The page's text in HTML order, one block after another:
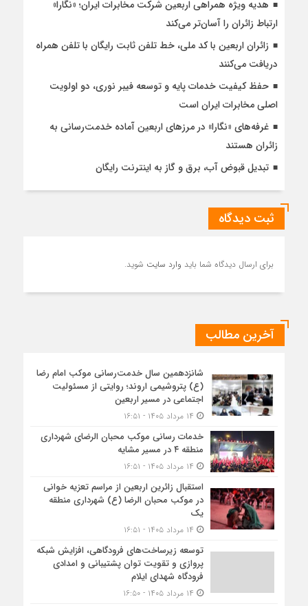
هدیه ویژه همراهی اربعین شرکت مخابرات ایران؛ «نگارا»
ارتباط زائران را آسان‌تر می‌کند
زائران اربعین با کد ملی، خط تلفن ثابت رایگان با تلفن همراه
دریافت می‌کنند
حفظ کیفیت خدمات پایه و توسعه فیبر نوری، دو اولویت
اصلی مخابرات ایران است
غرفه‌های «نگارا» در مرزهای اربعین آماده خدمت‌رسانی به
زائران هستند
تبدیل قبوض آب، برق و گاز به اینترنت رایگان
ثبت دیدگاه
برای ارسال دیدگاه شما باید وارد سایت شوید.
آخرین مطالب
شانزدهمین سال خدمت‌رسانی موکب امام رضا
(ع) پتروشیمی اروند؛ روایتی از مسئولیت
اجتماعی در مسیر اربعین
خدمات رسانی موکب محبان الرضای شهرداری
منطقه ۴ در مسیر مشایه
استقبال زائرین اربعین از مراسم تعزیه خوانی
در موکب محبان الرضا (ع) شهرداری منطقه
یک
توسعه زیرساخت‌های فرودگاهی، افزایش شبکه
پروازی و تقویت توان پشتیبانی و امدادی
فرودگاه شهدای ایلام